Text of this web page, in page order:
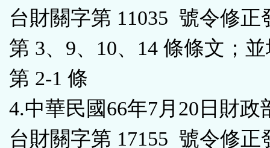
台財關字第 11035 號令修正
第 3、9、10、14 條條文；
第 2-1 條
4.中華民國66年7月20日財政
台財關字第 17155 號令修正